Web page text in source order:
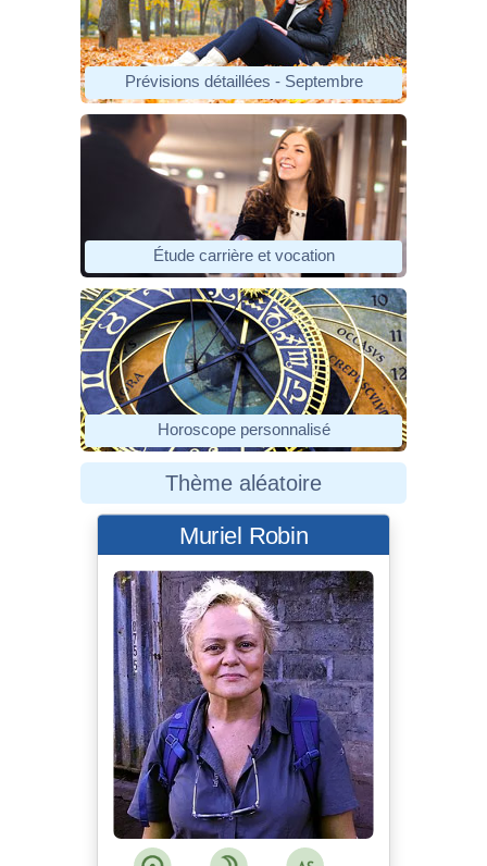
Prévisions détaillées - Septembre
Étude carrière et vocation
Horoscope personnalisé
Thème aléatoire
Muriel Robin